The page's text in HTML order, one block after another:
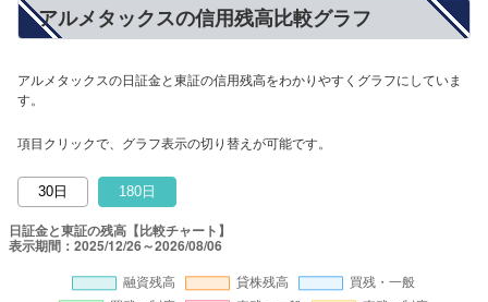
アルメタックスの信用残高比較グラフ
アルメタックスの日証金と東証の信用残高をわかりやすくグラフにしていま
す。
項目クリックで、グラフ表示の切り替えが可能です。
30日 180日